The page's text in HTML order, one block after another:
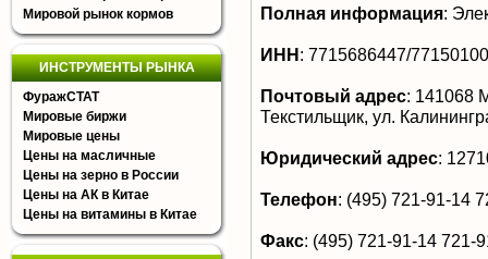
Мировой рынок кормов
ИНСТРУМЕНТЫ РЫНКА
ФуражСТАТ
Мировые биржи
Мировые цены
Цены на масличные
Цены на зерно в России
Цены на АК в Китае
Цены на витамины в Китае
Полная информация:
ИНН: 7715686447/
Почтовый адрес: 141068
Текстильщик, ул.
Юридический адрес:
Телефон: (495) 721-91-14
Факс: (495) 721-91-14 721-